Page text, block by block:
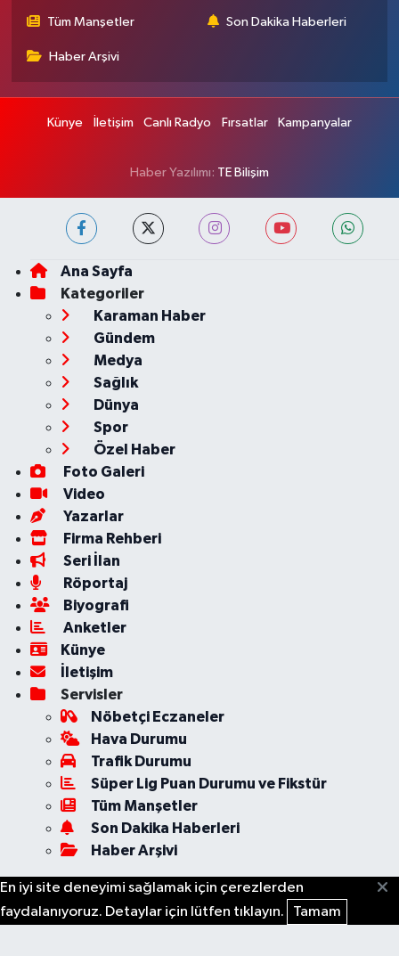
Tüm Manşetler Son Dakika Haberleri
Haber Arşivi
Künye İletişim Canlı Radyo Fırsatlar Kampanyalar
Haber Yazılımı: TE Bilişim
Ana Sayfa
Kategoriler
Karaman Haber
Gündem
Medya
Sağlık
Dünya
Spor
Özel Haber
Foto Galeri
Video
Yazarlar
Firma Rehberi
Seri İlan
Röportaj
Biyografi
Anketler
Künye
İletişim
Servisler
Nöbetçi Eczaneler
Hava Durumu
Trafik Durumu
Süper Lig Puan Durumu ve Fikstür
Tüm Manşetler
Son Dakika Haberleri
Haber Arşivi
En iyi site deneyimi sağlamak için çerezlerden
faydalanıyoruz. Detaylar için lütfen tıklayın.
Tamam